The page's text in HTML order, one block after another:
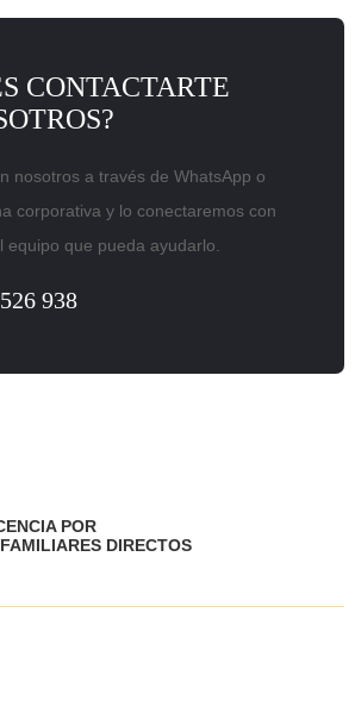
CONTACTARTE
nosotros a través de WhatsApp o
corporativa y lo conectaremos con
equipo que pueda ayudarlo.
938
POR
DIRECTOS